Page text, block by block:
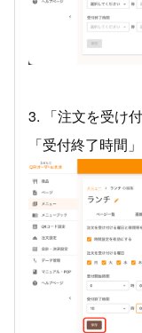
3. 「注文を受け
「受付終了時間